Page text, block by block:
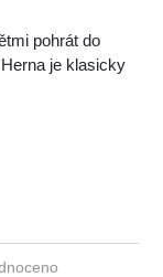
pohrát do
je klasicky